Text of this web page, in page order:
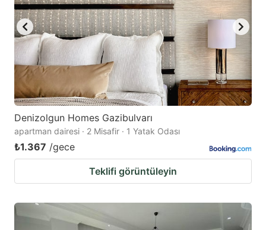
Denizolgun Homes Gazibulvarı
apartman dairesi · 2 Misafir · 1 Yatak Odası
₺1.367 /gece
Teklifi görüntüleyin